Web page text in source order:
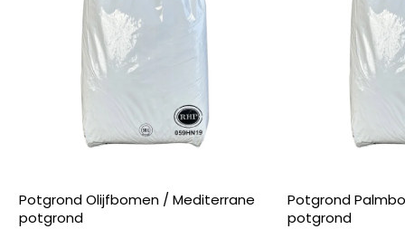
Potgrond Olijfbomen / Mediterrane
potgrond
Potgrond
potgrond